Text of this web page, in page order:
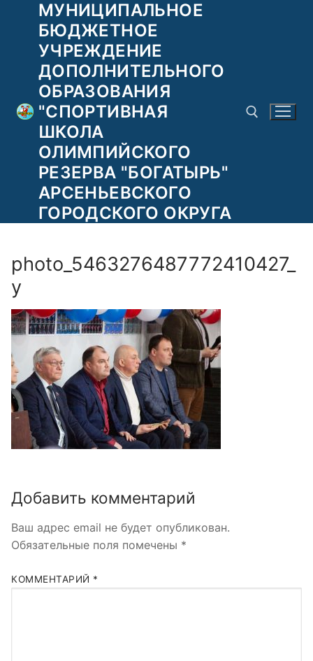
Перейти
содержимому
МУНИЦИПАЛЬНОЕ
БЮДЖЕТНОЕ
УЧРЕЖДЕНИЕ
ДОПОЛНИТЕЛЬНОГО
ОБРАЗОВАНИЯ
"СПОРТИВНАЯ
ШКОЛА
ОЛИМПИЙСКОГО
РЕЗЕРВА "БОГАТЫРЬ"
АРСЕНЬЕВСКОГО
ГОРОДСКОГО ОКРУГА
Найти:
photo_5463276487772410427_
y
Добавить комментарий
Ваш адрес email не будет опубликован.
Обязательные поля помечены *
КОММЕНТАРИЙ *